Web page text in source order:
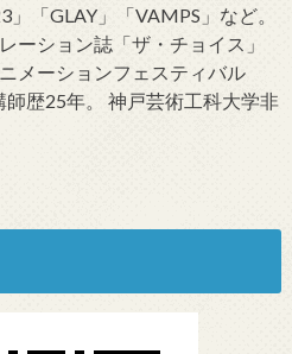
「GLAY」「VAMPS」など。
ーション誌「ザ・チョイス」
メーションフェスティバル
師歴25年。 神戸芸術工科大学非